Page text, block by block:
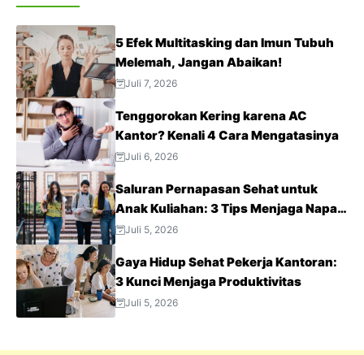
5 Efek Multitasking dan Imun Tubuh
Melemah, Jangan Abaikan!
Juli 7, 2026
Tenggorokan Kering karena AC
Kantor? Kenali 4 Cara Mengatasinya
Juli 6, 2026
Saluran Pernapasan Sehat untuk
Anak Kuliahan: 3 Tips Menjaga Napas
Tetap Optimal di Tengah Aktivitas
Juli 5, 2026
Gaya Hidup Sehat Pekerja Kantoran:
3 Kunci Menjaga Produktivitas
Juli 5, 2026